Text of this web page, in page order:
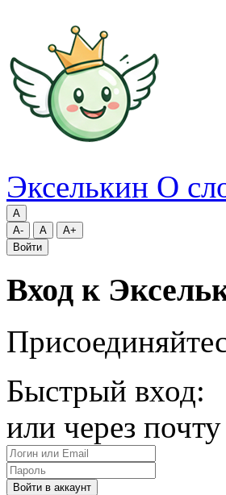
Экселькин О
A
A-
A
A+
Войти
Вход к
Быстрый вход:
или через почту
Войти в аккаунт